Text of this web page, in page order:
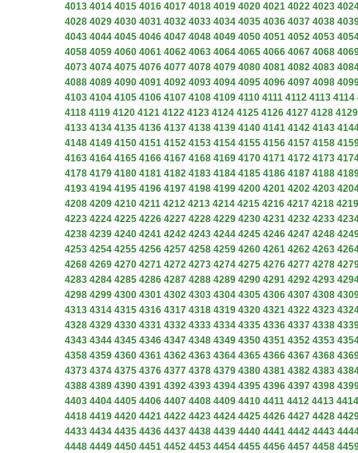
4013 4014 4015 4016 4017 4018 4019 4020 4021 4022 4023
4028 4029 4030 4031 4032 4033 4034 4035 4036 4037 4038
4043 4044 4045 4046 4047 4048 4049 4050 4051 4052 4053
4058 4059 4060 4061 4062 4063 4064 4065 4066 4067 4068
4073 4074 4075 4076 4077 4078 4079 4080 4081 4082 4083
4088 4089 4090 4091 4092 4093 4094 4095 4096 4097 4098
4103 4104 4105 4106 4107 4108 4109 4110 4111 4112 4113 4114
4118 4119 4120 4121 4122 4123 4124 4125 4126 4127 4128 4129
4133 4134 4135 4136 4137 4138 4139 4140 4141 4142 4143
4148 4149 4150 4151 4152 4153 4154 4155 4156 4157 4158
4163 4164 4165 4166 4167 4168 4169 4170 4171 4172 4173
4178 4179 4180 4181 4182 4183 4184 4185 4186 4187 4188
4193 4194 4195 4196 4197 4198 4199 4200 4201 4202 4203
4208 4209 4210 4211 4212 4213 4214 4215 4216 4217 4218 4219
4223 4224 4225 4226 4227 4228 4229 4230 4231 4232 4233
4238 4239 4240 4241 4242 4243 4244 4245 4246 4247 4248
4253 4254 4255 4256 4257 4258 4259 4260 4261 4262 4263
4268 4269 4270 4271 4272 4273 4274 4275 4276 4277 4278
4283 4284 4285 4286 4287 4288 4289 4290 4291 4292 4293
4298 4299 4300 4301 4302 4303 4304 4305 4306 4307 4308
4313 4314 4315 4316 4317 4318 4319 4320 4321 4322 4323
4328 4329 4330 4331 4332 4333 4334 4335 4336 4337 4338
4343 4344 4345 4346 4347 4348 4349 4350 4351 4352 4353
4358 4359 4360 4361 4362 4363 4364 4365 4366 4367 4368
4373 4374 4375 4376 4377 4378 4379 4380 4381 4382 4383
4388 4389 4390 4391 4392 4393 4394 4395 4396 4397 4398
4403 4404 4405 4406 4407 4408 4409 4410 4411 4412 4413 4414
4418 4419 4420 4421 4422 4423 4424 4425 4426 4427 4428
4433 4434 4435 4436 4437 4438 4439 4440 4441 4442 4443
4448 4449 4450 4451 4452 4453 4454 4455 4456 4457 4458